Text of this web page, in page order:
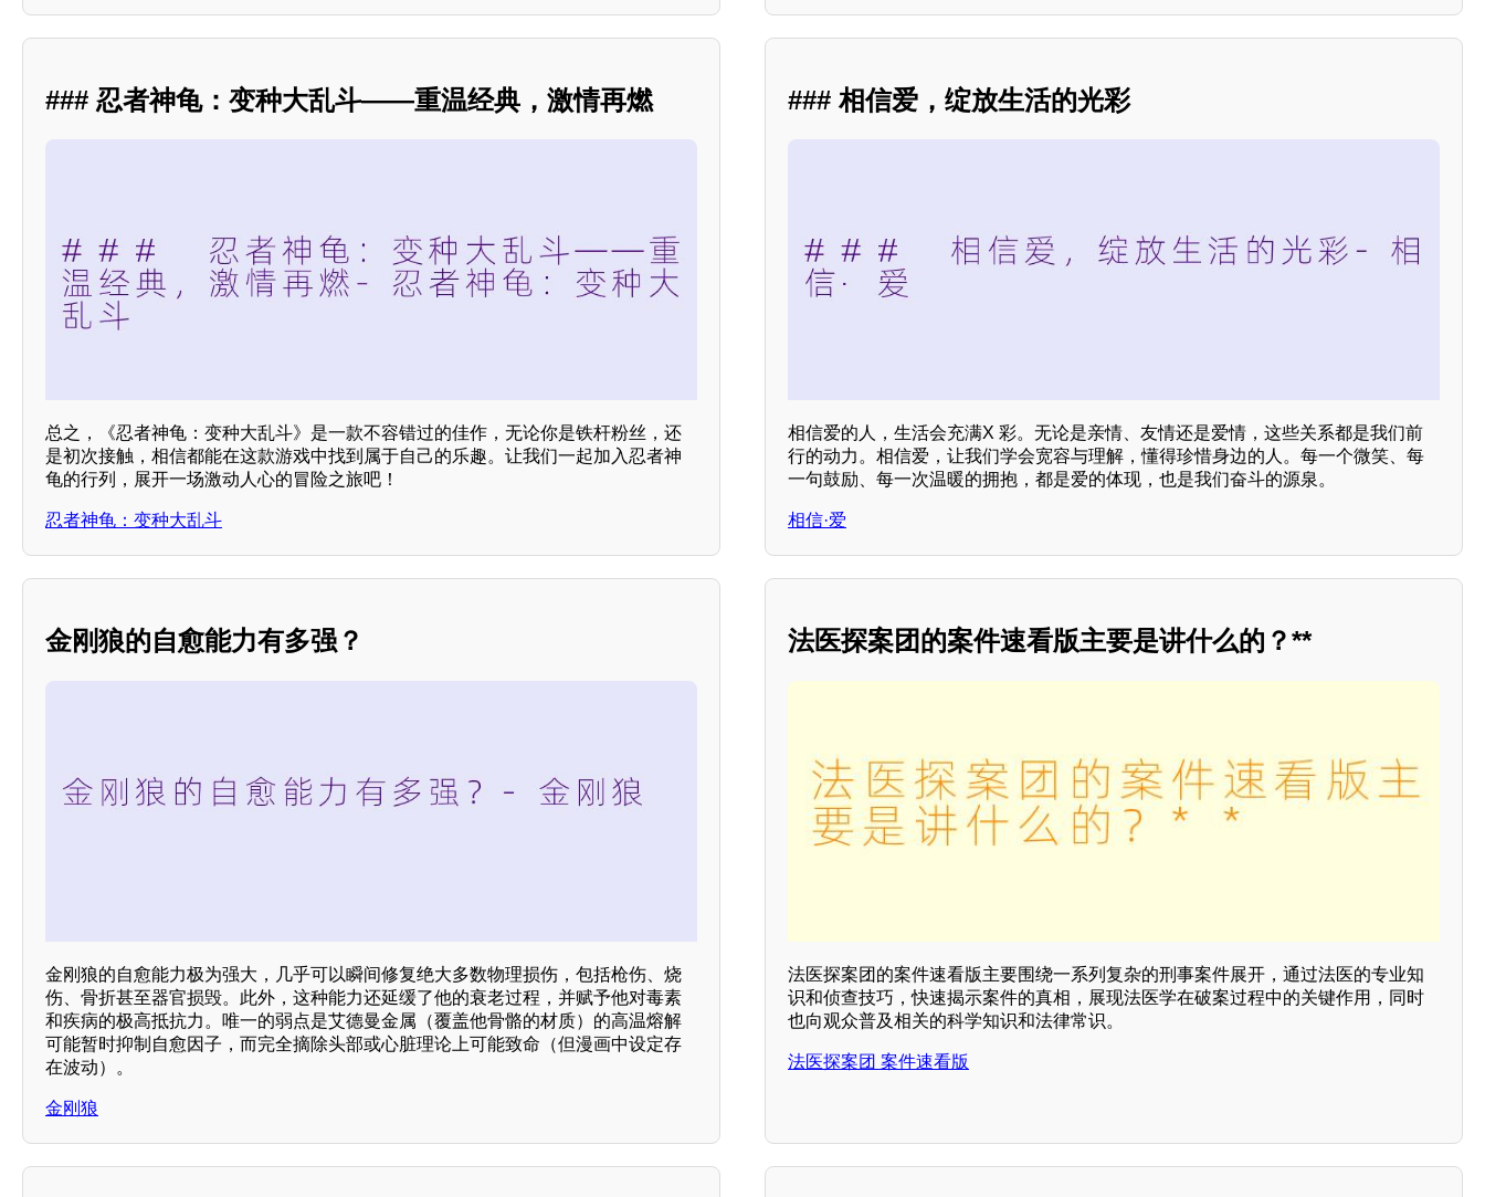
### 忍者神龟：变种大乱斗——重温经典，激情再燃
总之，《忍者神龟：变种大乱斗》是一款不容错过的佳作，无论你是铁杆粉丝，还
是初次接触，相信都能在这款游戏中找到属于自己的乐趣。让我们一起加入忍者神
龟的行列，展开一场激动人心的冒险之旅吧！
忍者神龟：变种大乱斗
### 相信爱，绽放生活的光彩
相信爱的人，生活会充满X 彩。无论是亲情、友情还是爱情，这些关系都是我们前
行的动力。相信爱，让我们学会宽容与理解，懂得珍惜身边的人。每一个微笑、每
一句鼓励、每一次温暖的拥抱，都是爱的体现，也是我们奋斗的源泉。
相信·爱
金刚狼的自愈能力有多强？
金刚狼的自愈能力极为强大，几乎可以瞬间修复绝大多数物理损伤，包括枪伤、烧
伤、骨折甚至器官损毁。此外，这种能力还延缓了他的衰老过程，并赋予他对毒素
和疾病的极高抵抗力。唯一的弱点是艾德曼金属（覆盖他骨骼的材质）的高温熔解
可能暂时抑制自愈因子，而完全摘除头部或心脏理论上可能致命（但漫画中设定存
在波动）。
金刚狼
法医探案团的案件速看版主要是讲什么的？**
法医探案团的案件速看版主要围绕一系列复杂的刑事案件展开，通过法医的专业知
识和侦查技巧，快速揭示案件的真相，展现法医学在破案过程中的关键作用，同时
也向观众普及相关的科学知识和法律常识。
法医探案团 案件速看版